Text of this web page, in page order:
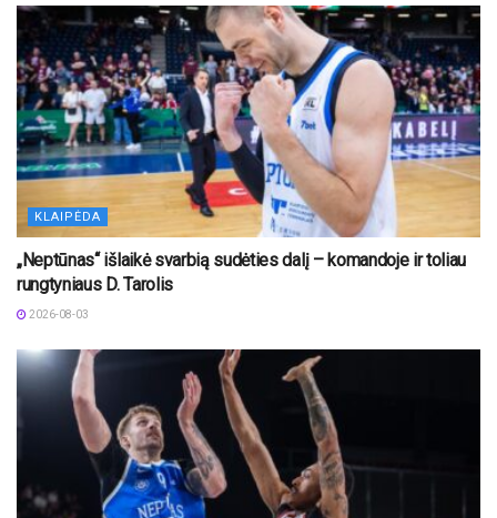
KLAIPĖDA
„Neptūnas“ išlaikė svarbią sudėties dalį – komandoje ir toliau
rungtyniaus D. Tarolis
2026-08-03